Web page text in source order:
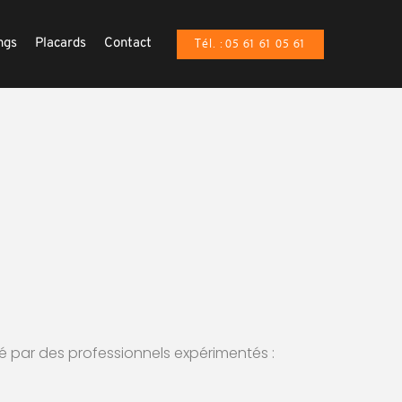
Placards Contact Tél. : 05 61 61 05 61
par des professionnels expérimentés :